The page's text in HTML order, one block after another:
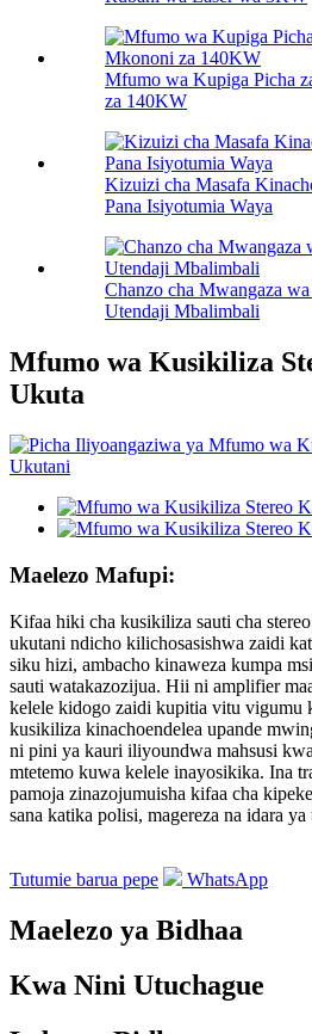
Mfumo wa Kupiga Picha
za 140KW
Kizuizi cha Masafa
Pana Isiyotumia Waya
Chanzo cha Mwangaza
Utendaji Mbalimbali
Mfumo wa Kusikiliza
Ukuta
Maelezo Mafupi:
Kifaa hiki cha kusikiliza sauti cha
ukutani ndicho kilichosasishwa zaidi
siku hizi, ambacho kinaweza kumpa
sauti watakazozijua. Hii ni amplifier
kelele kidogo zaidi kupitia vitu vigumu
kusikiliza kinachoendelea upande
ni pini ya kauri iliyoundwa mahsusi
mtetemo kuwa kelele inayosikika. Ina
pamoja zinazojumuisha kifaa cha
sana katika polisi, magereza na idara ya
Tutumie barua pepe WhatsApp
Maelezo ya Bidhaa
Kwa Nini Utuchague